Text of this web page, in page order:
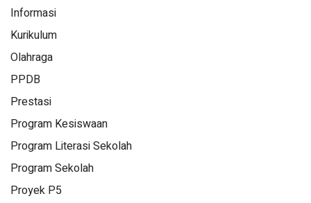
Informasi
Kurikulum
Olahraga
PPDB
Prestasi
Program Kesiswaan
Program Literasi Sekolah
Program Sekolah
Proyek P5